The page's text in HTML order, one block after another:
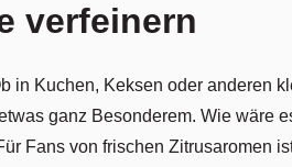
verfeinern
in Kuchen, Keksen oder anderen
ganz Besonderem. Wie wäre
Fans von frischen Zitrusaromen